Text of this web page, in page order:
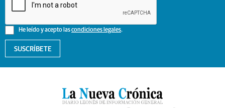
He leído y acepto lascondiciones legales.
SUSCRÍBETE